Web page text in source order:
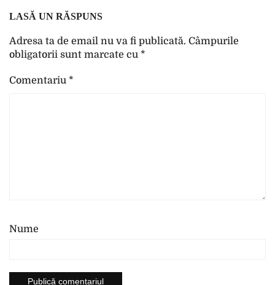
LASĂ UN RĂSPUNS
Adresa ta de email nu va fi publicată. Câmpurile
obligatorii sunt marcate cu *
Comentariu *
Nume